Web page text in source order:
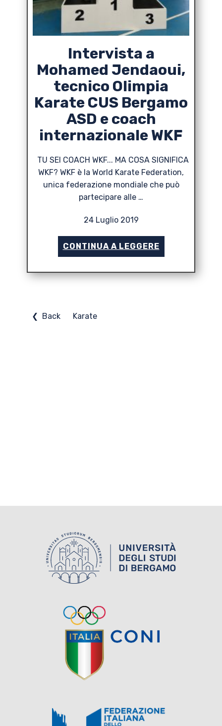
Intervista a
Mohamed Jendaoui,
tecnico Olimpia
Karate CUS Bergamo
ASD e coach
internazionale WKF
TU SEI COACH WKF... MA COSA SIGNIFICA
WKF? WKF è la World Karate Federation,
unica federazione mondiale che può
partecipare alle …
24 Luglio 2019
CONTINUA A LEGGERE
❮ Back Karate